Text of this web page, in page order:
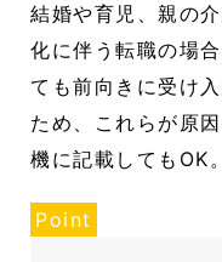
結婚や育児、親の
化に伴う転職の場
ても前向きに受け
ため、これらが原
機に記載してもOK。
Point